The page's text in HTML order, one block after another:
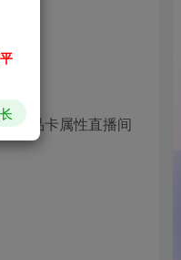
商品卡属性直播间